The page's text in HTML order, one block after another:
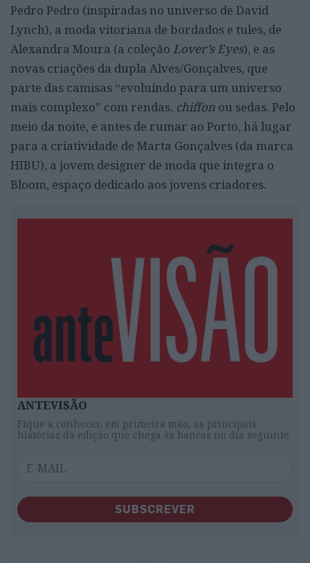
Pedro Pedro (inspiradas no universo de David
Lynch), a moda vitoriana de bordados e tules, de
Alexandra Moura (a coleção Lover’s Eyes), e as
novas criações da dupla Alves/Gonçalves, que
parte das camisas “evoluíndo para um universo
mais complexo” com rendas, chiffon ou sedas. Pelo
meio da noite, e antes de rumar ao Porto, há lugar
para a criatividade de Marta Gonçalves (da marca
HIBU), a jovem designer de moda que integra o
Bloom, espaço dedicado aos jovens criadores.
ANTEVISÃO
Fique a conhecer, em primeira mão, as principais
histórias da edição que chega às bancas no dia seguinte
SUBSCREVER